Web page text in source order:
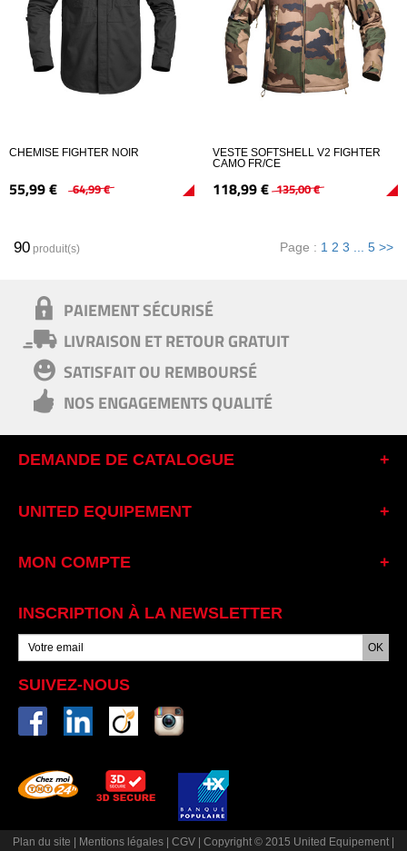
CHEMISE FIGHTER NOIR
55,99€ 64,99€
VESTE SOFTSHELL V2 FIGHTER
CAMO FR/CE
118,99€ 135,00€
90 produit(s) Page : 1 2 3 5 >>
PAIEMENT SÉCURISÉ
LIVRAISON ET RETOUR GRATUIT
SATISFAIT OU REMBOURSÉ
NOS ENGAGEMENTS QUALITÉ
DEMANDE DE CATALOGUE
UNITED EQUIPEMENT
MON COMPTE
INSCRIPTION À LA NEWSLETTER
SUIVEZ-NOUS
Plan du site | Mentions légales | CGV | Copyright © 2015 United Equipement |